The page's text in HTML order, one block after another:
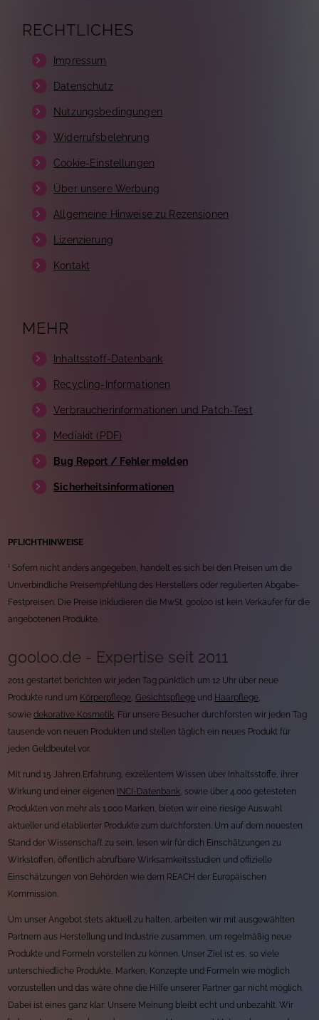
RECHTLICHES
Impressum
Datenschutz
Nutzungsbedingungen
Widerrufsbelehrung
Cookie-Einstellungen
Über unsere Werbung
Allgemeine Hinweise zu Rezensionen
Lizenzierung
Kontakt
MEHR
Inhaltsstoff-Datenbank
Recycling-Informationen
Verbraucherinformationen und Patch-Test
Mediakit (PDF)
Bug Report / Fehler melden
Sicherheitsinformationen
PFLICHTHINWEISE
¹ Sofern nicht anders angegeben, handelt es sich bei den Preisen um die
Unverbindliche Preisempfehlung des Herstellers oder regulierten Abgabe-
Festpreisen. Die Preise inkludieren die MwSt. gooloo ist kein Verkäufer für die
angebotenen Produkte.
gooloo.de - Expertise seit 2011
2011 gestartet berichten wir jeden Tag pünktlich um 12 Uhr über neue
Produkte rund um Körperpflege,Gesichtspflege und Haarpflege,
sowiedekorative Kosmetik. Für unsere Besucher durchforsten wir jeden Tag
tausende von neuen Produkten und stellen täglich ein neues Produkt für
jeden Geldbeutel vor.
Mit rund 15 Jahren Erfahrung, exzellentem Wissen über Inhaltsstoffe, ihrer
Wirkung und einer eigenen INCI-Datenbank, sowie über 4.000 getesteten
Produkten von mehr als 1.000 Marken, bieten wir eine riesige Auswahl
aktueller und etablierter Produkte zum durchforsten. Um auf dem neuesten
Stand der Wissenschaft zu sein, lesen wir für dich Einschätzungen zu
Wirkstoffen, öffentlich abrufbare Wirksamkeitsstudien und offizielle
Einschätzungen von Behörden wie dem REACH der Europäischen
Kommission.
Um unser Angebot stets aktuell zu halten, arbeiten wir mit ausgewählten
Partnern aus Herstellung und Industrie zusammen, um regelmäßig neue
Produkte und Formeln vorstellen zu können. Unser Ziel ist es, so viele
unterschiedliche Produkte, Marken, Konzepte und Formeln wie möglich
vorzustellen und das wäre ohne die Hilfe unserer Partner gar nicht möglich.
Dabei ist eines ganz klar: Unsere Meinung bleibt echt und unbezahlt. Wir